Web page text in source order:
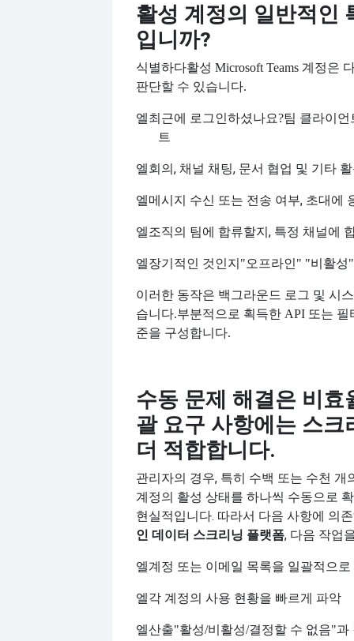
활성 계정의 일반적인
입니까?
식별하다활성 Microsoft Teams 계정은
판단할 수 있습니다.
엘최근에 로그인하셨나요?팀 클라이언
트
엘회의, 채널 채팅, 문서 협업 및 기타
엘메시지 수신 또는 전송 여부, 초대에
엘조직의 팀에 합류할지, 특정 채널에
엘장기적인 것인지 "오프라인" "비활성
이러한 동작은 백그라운드 로그 및 시
습니다.부분적으로 획득한 API 또는
준을 구성합니다.
수동 문제 해결은 비효
괄 요구 사항에는 스크
더 적합합니다.
관리자의 경우, 특히 수백 또는 수천 개
계정의 활성 상태를 하나씩 수동으로
현실적입니다. 따라서 다음 사항에 의
인 데이터 스크리닝 플랫폼, 다음 작업
엘계정 또는 이메일 목록을 일괄적으
엘각 계정의 사용 현황을 빠르게 파악
엘산출"활성/비활성/결정할 수 없음"과